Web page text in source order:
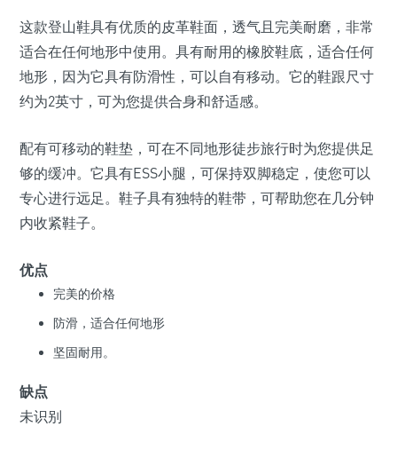
这款登山鞋具有优质的皮革鞋面，透气且完美耐磨，非常
适合在任何地形中使用。具有耐用的橡胶鞋底，适合任何
地形，因为它具有防滑性，可以自有移动。它的鞋跟尺寸
约为2英寸，可为您提供合身和舒适感。
配有可移动的鞋垫，可在不同地形徒步旅行时为您提供足
够的缓冲。它具有ESS小腿，可保持双脚稳定，使您可以
专心进行远足。鞋子具有独特的鞋带，可帮助您在几分钟
内收紧鞋子。
优点
完美的价格
防滑，适合任何地形
坚固耐用。
缺点
未识别